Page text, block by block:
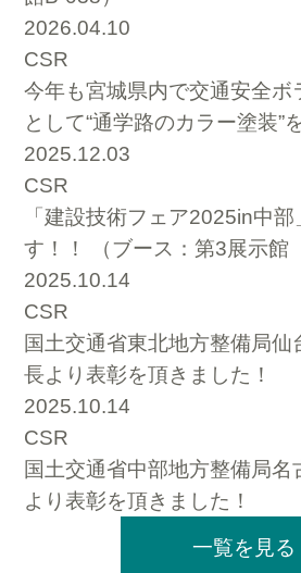
2026.04.10
CSR
今年も宮城県内で交通安全ボ
として“通学路のカラー塗装”
2025.12.03
CSR
「建設技術フェア2025in中
す！！ （ブース：第3展示館
2025.10.14
CSR
国土交通省東北地方整備局仙
長より表彰を頂きました！
2025.10.14
CSR
国土交通省中部地方整備局
より表彰を頂きました！
一覧を見る